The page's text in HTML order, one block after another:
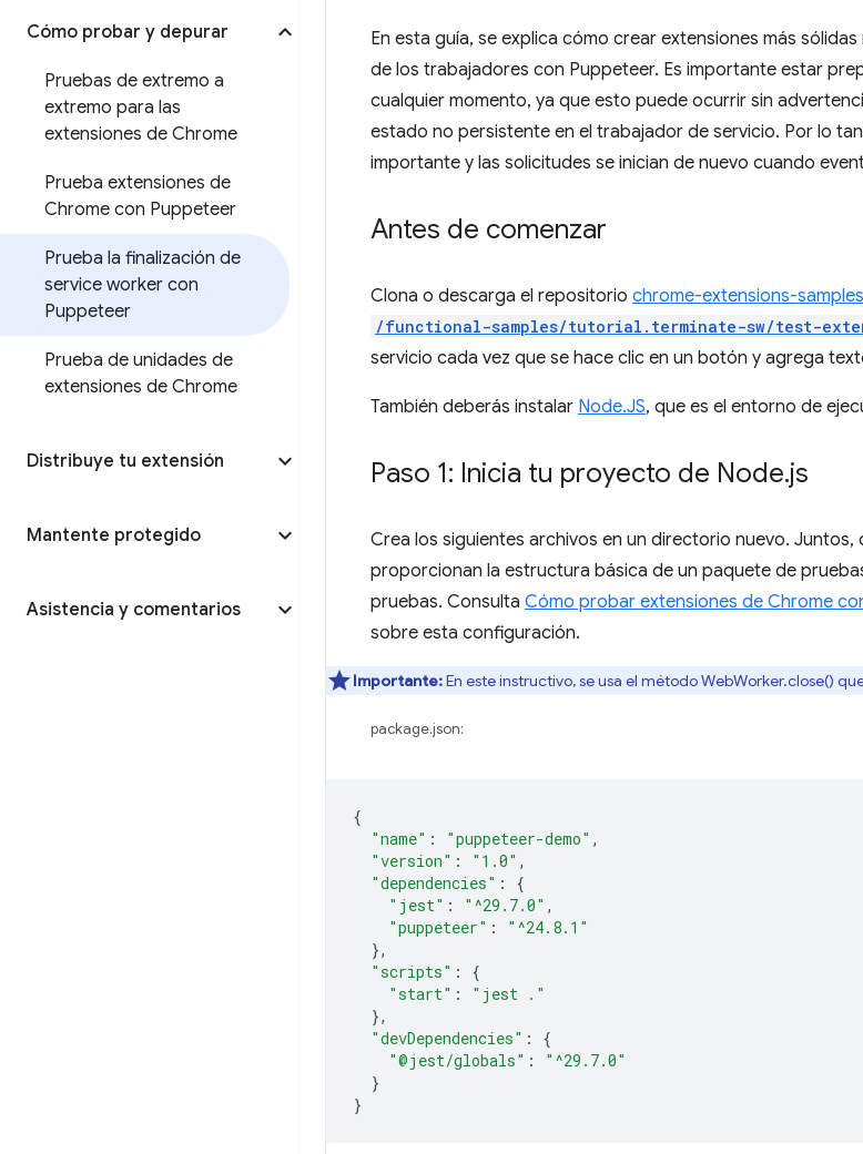
Cómo probar y depurar
Pruebas de extremo a
extremo para las
extensiones de Chrome
Prueba extensiones de
Chrome con Puppeteer
Prueba la finalización de
service worker con
Puppeteer
Prueba de unidades de
extensiones de Chrome
Distribuye tu extensión
Mantente protegido
Asistencia y comentarios
En esta guía, se explica cómo crear extensiones más
de los trabajadores con Puppeteer. Es importante estar
cualquier momento, ya que esto puede ocurrir sin
estado no persistente en el trabajador de servicio. Por lo
importante y las solicitudes se inician de nuevo cuando
Antes de comenzar
Clona o descarga el repositorio chrome-extensions-samples
/functional-samples/tutorial.terminate-sw/test-
servicio cada vez que se hace clic en un botón y agrega
También deberás instalar Node.JS, que es el entorno de
Paso 1: Inicia tu proyecto de Node.js
Crea los siguientes archivos en un directorio nuevo.
proporcionan la estructura básica de un paquete de
pruebas. Consulta Cómo probar extensiones de Chrome
sobre esta configuración.
Importante:En este instructivo, se usa el método WebWorker.close()
package.json:
{
"name" : "puppeteer-demo" ,
"version" : "1.0" ,
"dependencies" :
{
"jest" : "^29.7.0" ,
"puppeteer" :
"^24.8.1"
},
"scripts" :
{
"start" :
"jest ."
},
"devDependencies" :
{
"@jest/globals" :
"^29.7.0"
}
}